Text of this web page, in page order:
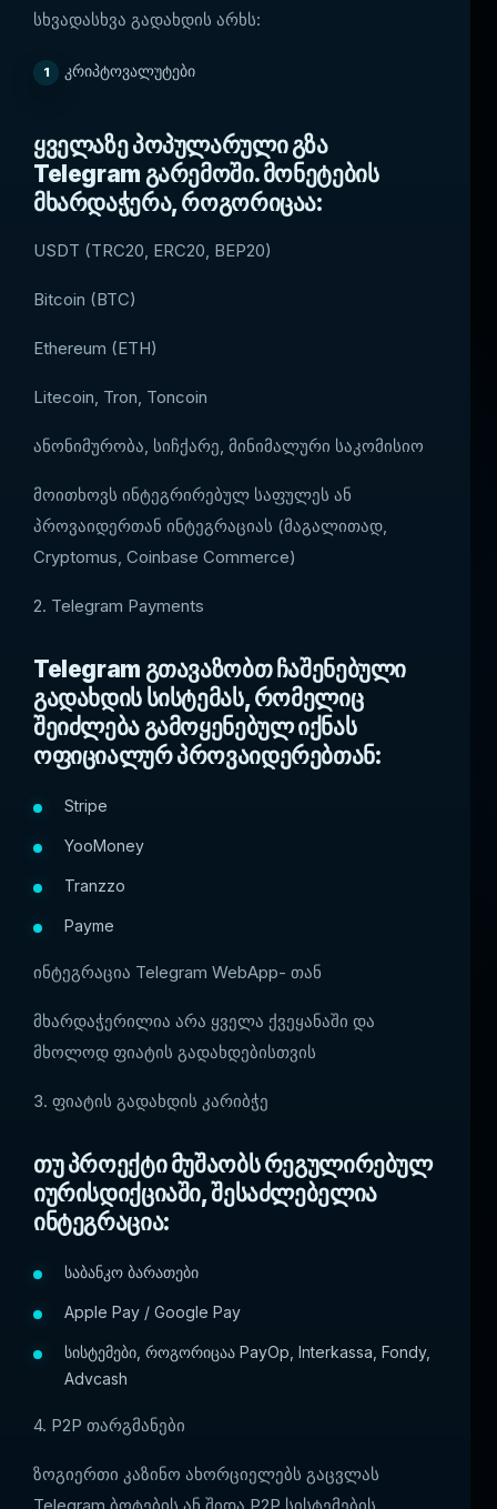
სხვადასხვა გადახდის არხს:
კრიპტოვალუტები
ყველაზე პოპულარული გზა
Telegram გარემოში. მონეტების
მხარდაჭერა, როგორიცაა:
USDT (TRC20, ERC20, BEP20)
Bitcoin (BTC)
Ethereum (ETH)
Litecoin, Tron, Toncoin
ანონიმურობა, სიჩქარე, მინიმალური საკომისიო
მოითხოვს ინტეგრირებულ საფულეს ან
პროვაიდერთან ინტეგრაციას (მაგალითად,
Cryptomus, Coinbase Commerce)
2. Telegram Payments
Telegram გთავაზობთ ჩაშენებული
გადახდის სისტემას, რომელიც
შეიძლება გამოყენებულ იქნას
ოფიციალურ პროვაიდერებთან:
Stripe
YooMoney
Tranzzo
Payme
ინტეგრაცია Telegram WebApp- თან
მხარდაჭერილია არა ყველა ქვეყანაში და
მხოლოდ ფიატის გადახდებისთვის
3. ფიატის გადახდის კარიბჭე
თუ პროექტი მუშაობს რეგულირებულ
იურისდიქციაში, შესაძლებელია
ინტეგრაცია:
საბანკო ბარათები
Apple Pay / Google Pay
სისტემები, როგორიცაა PayOp, Interkassa, Fondy,
Advcash
4. P2P თარგმანები
ზოგიერთი კაზინო ახორციელებს გაცვლას
Telegram ბოტების ან შიდა P2P სისტემების